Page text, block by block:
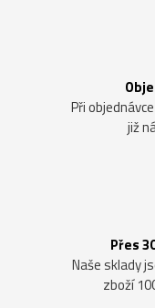
Při
již
Přes
Naše sklady
zboží